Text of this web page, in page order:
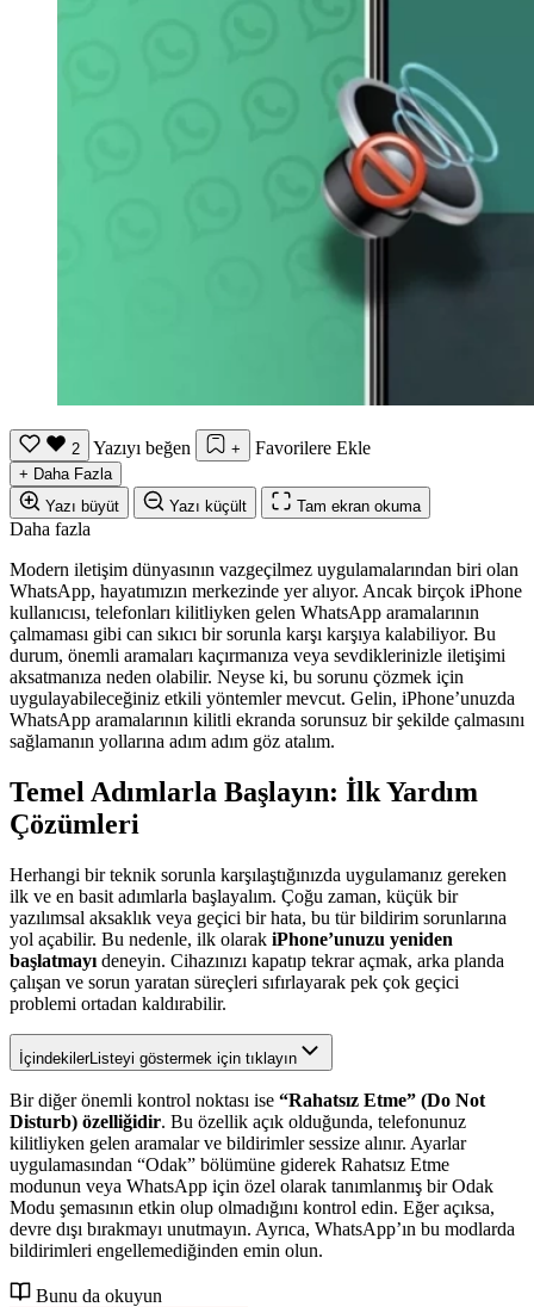
2 Yazıyı beğen + Favorilere Ekle
+ Daha Fazla
Yazı büyüt
Yazı küçült Tam ekran okuma
Daha fazla
Modern iletişim dünyasının vazgeçilmez uygulamalarından biri olan
WhatsApp, hayatımızın merkezinde yer alıyor. Ancak birçok iPhone
kullanıcısı, telefonları kilitliyken gelen WhatsApp aramalarının
çalmaması gibi can sıkıcı bir sorunla karşı karşıya kalabiliyor. Bu
durum, önemli aramaları kaçırmanıza veya sevdiklerinizle iletişimi
aksatmanıza neden olabilir. Neyse ki, bu sorunu çözmek için
uygulayabileceğiniz etkili yöntemler mevcut. Gelin, iPhone’unuzda
WhatsApp aramalarının kilitli ekranda sorunsuz bir şekilde çalmasını
sağlamanın yollarına adım adım göz atalım.
Temel Adımlarla Başlayın: İlk Yardım
Çözümleri
Herhangi bir teknik sorunla karşılaştığınızda uygulamanız gereken
ilk ve en basit adımlarla başlayalım. Çoğu zaman, küçük bir
yazılımsal aksaklık veya geçici bir hata, bu tür bildirim sorunlarına
yol açabilir. Bu nedenle, ilk olarak iPhone’unuzu yeniden
başlatmayı deneyin. Cihazınızı kapatıp tekrar açmak, arka planda
çalışan ve sorun yaratan süreçleri sıfırlayarak pek çok geçici
problemi ortadan kaldırabilir.
İçindekilerListeyi göstermek için tıklayın
Bir diğer önemli kontrol noktası ise “Rahatsız Etme” (Do Not
Disturb) özelliğidir. Bu özellik açık olduğunda, telefonunuz
kilitliyken gelen aramalar ve bildirimler sessize alınır. Ayarlar
uygulamasından “Odak” bölümüne giderek Rahatsız Etme
modunun veya WhatsApp için özel olarak tanımlanmış bir Odak
Modu şemasının etkin olup olmadığını kontrol edin. Eğer açıksa,
devre dışı bırakmayı unutmayın. Ayrıca, WhatsApp’ın bu modlarda
bildirimleri engellemediğinden emin olun.
Bunu da okuyun